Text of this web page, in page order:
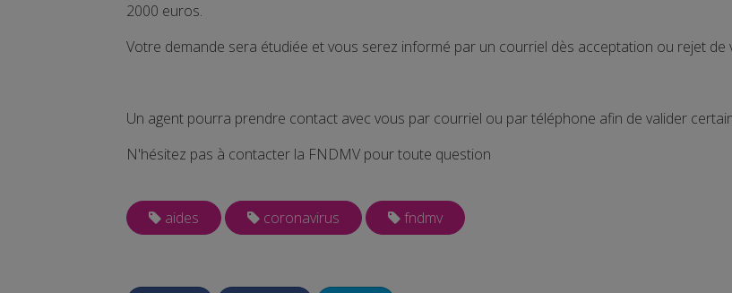
2000 euros.
Votre demande sera étudiée et vous serez informé par un courriel dès acceptation ou rejet de
Un agent pourra prendre contact avec vous par courriel ou par téléphone afin de valider
N'hésitez pas à contacter la FNDMV pour toute question
aides coronavirus fndmv